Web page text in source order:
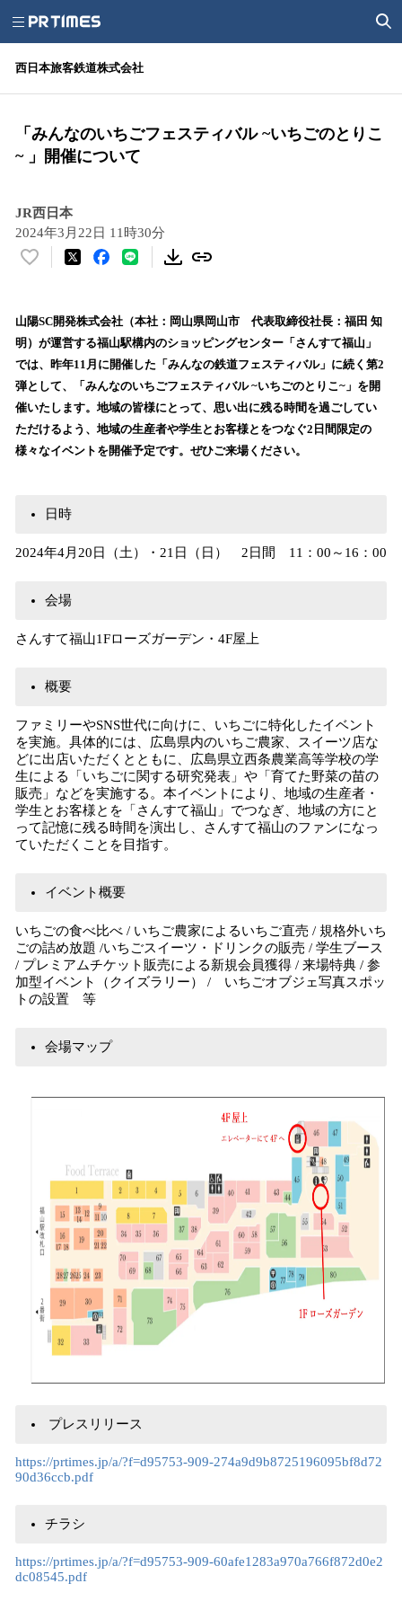
西日本旅客鉄道株式会社
「みんなのいちごフェスティバル ~いちごのとりこ
~ 」開催について
JR西日本
2024年3月22日 11時30分
い
！
数
を
読
込
み
中
山陽SC開発株式会社（本社：岡山県岡山市 代表取締役社長：福田 知
明）が運営する福山駅構内のショッピングセンター「さんすて福山」
では、昨年11月に開催した「みんなの鉄道フェスティバル」に続く第2
弾として、「みんなのいちごフェスティバル ~いちごのとりこ~」を開
催いたします。地域の皆様にとって、思い出に残る時間を過ごしてい
ただけるよう、地域の生産者や学生とお客様とをつなぐ2日間限定の
様々なイベントを開催予定です。ぜひご来場ください。
日時
2024年4月20日（土）・21日（日） 2日間 11：00～16：00
会場
さんすて福山1Fローズガーデン・4F屋上
概要
ファミリーやSNS世代に向けに、いちごに特化したイベント
を実施。具体的には、広島県内のいちご農家、スイーツ店な
どに出店いただくとともに、広島県立西条農業高等学校の学
生による「いちごに関する研究発表」や「育てた野菜の苗の
販売」などを実施する。本イベントにより、地域の生産者・
学生とお客様とを「さんすて福山」でつなぎ、地域の方にと
って記憶に残る時間を演出し、さんすて福山のファンになっ
ていただくことを目指す。
イベント概要
いちごの食べ比べ / いちご農家によるいちご直売 / 規格外いち
ごの詰め放題 /いちごスイーツ・ドリンクの販売 / 学生ブース
/ プレミアムチケット販売による新規会員獲得 / 来場特典 / 参
加型イベント（クイズラリー） / いちごオブジェ写真スポッ
トの設置 等
会場マップ
プレスリリース
https://prtimes.jp/a/?f=d95753-909-274a9d9b8725196095bf8d72
90d36ccb.pdf
チラシ
https://prtimes.jp/a/?f=d95753-909-60afe1283a970a766f872d0e2
dc08545.pdf